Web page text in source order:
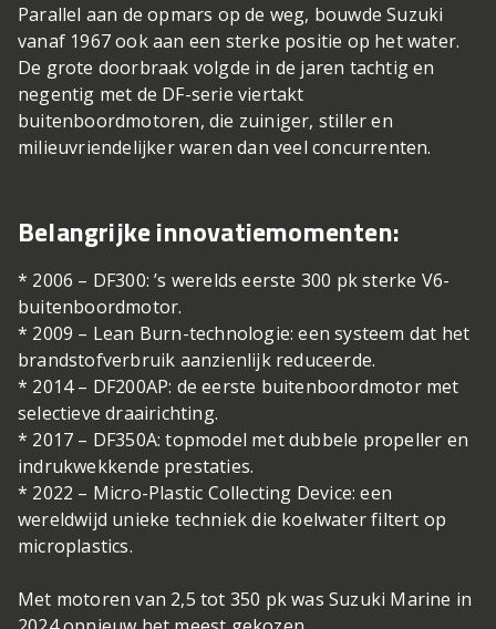
Parallel aan de opmars op de weg, bouwde Suzuki
vanaf 1967 ook aan een sterke positie op het water.
De grote doorbraak volgde in de jaren tachtig en
negentig met de DF-serie viertakt
buitenboordmotoren, die zuiniger, stiller en
milieuvriendelijker waren dan veel concurrenten.
Belangrijke innovatie­momenten:
* 2006 – DF300: ’s werelds eerste 300 pk sterke V6-
buitenboordmotor.
* 2009 – Lean Burn-technologie: een systeem dat het
brandstofverbruik aanzienlijk reduceerde.
* 2014 – DF200AP: de eerste buitenboordmotor met
selectieve draairichting.
* 2017 – DF350A: topmodel met dubbele propeller en
indrukwekkende prestaties.
* 2022 – Micro-Plastic Collecting Device: een
wereldwijd unieke techniek die koelwater filtert op
microplastics.
Met motoren van 2,5 tot 350 pk was Suzuki Marine in